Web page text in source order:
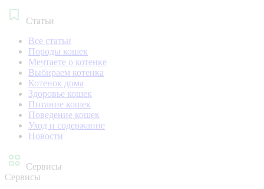
Статьи
Все статьи
Породы кошек
Мечтаете о котенке
Выбираем котенка
Котенок дома
Здоровье кошек
Питание кошек
Поведение кошек
Уход и содержание
Новости
Сервисы
Сервисы